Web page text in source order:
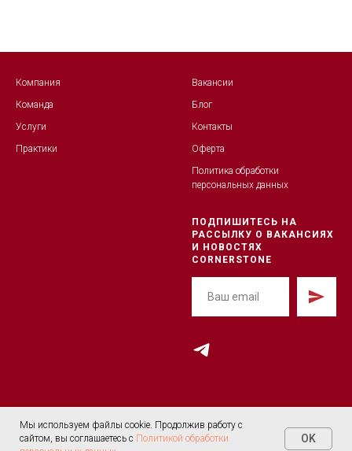
Компания
Команда
Услуги
Практики
Вакансии
Блог
Контакты
Оферта
Политика обработки
персональных данных
ПОДПИШИТЕСЬ НА
РАССЫЛКУ О ВАКАНСИЯХ
И НОВОСТЯХ
CORNERSTONE
© 2026 Cornerstone
Мы используем файлы cookie. Продолжив работу с
сайтом, вы соглашаетесь с Политикой обработки
OK